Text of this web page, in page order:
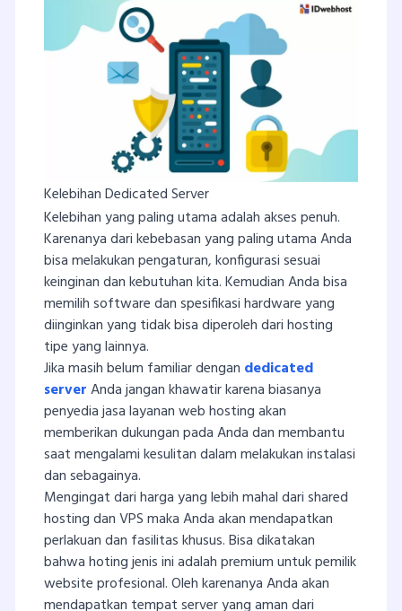
Kelebihan Dedicated Server
Kelebihan yang paling utama adalah akses penuh.
Karenanya dari kebebasan yang paling utama Anda
bisa melakukan pengaturan, konfigurasi sesuai
keinginan dan kebutuhan kita. Kemudian Anda bisa
memilih software dan spesifikasi hardware yang
diinginkan yang tidak bisa diperoleh dari hosting
tipe yang lainnya.
Jika masih belum familiar dengan dedicated
serverAnda jangan khawatir karena biasanya
penyedia jasa layanan web hosting akan
memberikan dukungan pada Anda dan membantu
saat mengalami kesulitan dalam melakukan instalasi
dan sebagainya.
Mengingat dari harga yang lebih mahal dari shared
hosting dan VPS maka Anda akan mendapatkan
perlakuan dan fasilitas khusus. Bisa dikatakan
bahwa hoting jenis ini adalah premium untuk pemilik
website profesional. Oleh karenanya Anda akan
mendapatkan tempat server yang aman dari